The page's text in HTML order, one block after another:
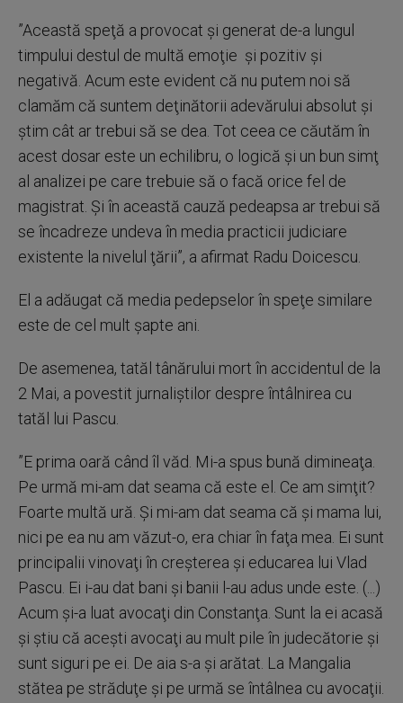
”Această speţă a provocat şi generat de-a lungul
timpului destul de multă emoţie şi pozitiv şi
negativă. Acum este evident că nu putem noi să
clamăm că suntem deţinătorii adevărului absolut şi
ştim cât ar trebui să se dea. Tot ceea ce căutăm în
acest dosar este un echilibru, o logică şi un bun simţ
al analizei pe care trebuie să o facă orice fel de
magistrat. Şi în această cauză pedeapsa ar trebui să
se încadreze undeva în media practicii judiciare
existente la nivelul ţării”, a afirmat Radu Doicescu.
El a adăugat că media pedepselor în speţe similare
este de cel mult şapte ani.
De asemenea, tatăl tânărului mort în accidentul de la
2 Mai, a povestit jurnaliştilor despre întâlnirea cu
tatăl lui Pascu.
”E prima oară când îl văd. Mi-a spus bună dimineaţa.
Pe urmă mi-am dat seama că este el. Ce am simţit?
Foarte multă ură. Şi mi-am dat seama că şi mama lui,
nici pe ea nu am văzut-o, era chiar în faţa mea. Ei sunt
principalii vinovaţi în creşterea şi educarea lui Vlad
Pascu. Ei i-au dat bani şi banii l-au adus unde este. (...)
Acum şi-a luat avocaţi din Constanţa. Sunt la ei acasă
şi ştiu că aceşti avocaţi au mult pile în judecătorie şi
sunt siguri pe ei. De aia s-a şi arătat. La Mangalia
stătea pe străduţe şi pe urmă se întâlnea cu avocaţii.